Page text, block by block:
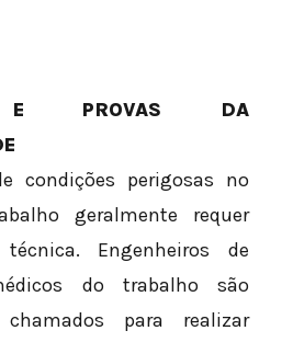
E PROVAS DA
condições perigosas no
geralmente requer
Engenheiros de
do trabalho são
chamados para realizar